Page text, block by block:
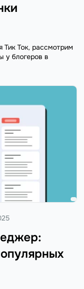
Тик Ток, рассмотрим
у блогеров в